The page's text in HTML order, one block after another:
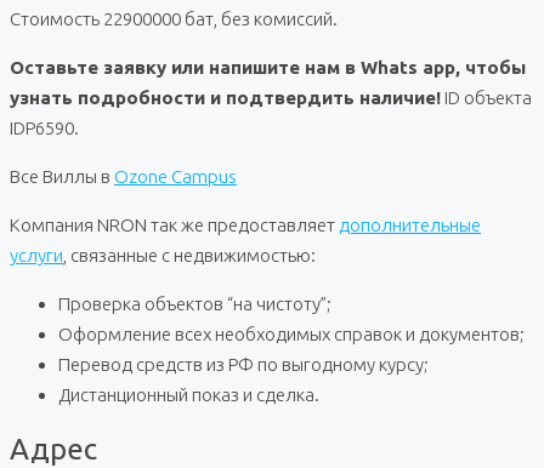
Стоимость 22900000 бат, без комиссий.
Оставьте заявку или напишите нам в Whats app, чтобы
узнать подробности и подтвердить наличие! ID объекта
IDP6590.
Все Виллы в Ozone Campus
Компания NRON так же предоставляет дополнительные
услуги , связанные с недвижимостью:
Проверка объектов “на чистоту”;
Оформление всех необходимых справок и документов;
Перевод средств из РФ по выгодному курсу;
Дистанционный показ и сделка.
Адрес